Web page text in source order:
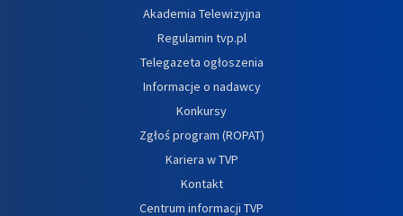
Akademia Telewizyjna
Regulamin tvp.pl
Telegazeta ogłoszenia
Informacje o nadawcy
Konkursy
Zgłoś program (ROPAT)
Kariera w TVP
Kontakt
Centrum informacji TVP